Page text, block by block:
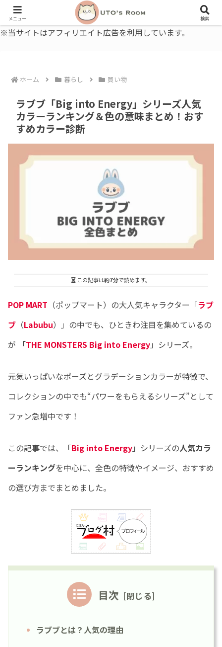
うとの部屋｜毎日に、ちょっと役立つ色と暮らし、健康のこと。
※当サイトはアフィリエイト広告を利用しています。
ホーム 暮らし 買い物
ラブブ「Big into Energy」シリーズ人気
カラーランキング＆色の意味まとめ！おす
すめカラー診断
この記事は約7分で読めます。
POP MART （ポップマート）の大人気キャラクター「ラブ
ブ （Labubu）」の中でも、ひときわ注目を集めているの
が
「THE MONSTERS Big into Energy」シリーズ。
元気いっぱいなポーズとグラデーションカラーが特徴で、
コレクションの中でも“パワーをもらえるシリーズ”として
ファン急増中です！
この記事では、「Big into Energy」シリーズの人気カラ
ーランキングを中心に、全色の特徴やイメージ、おすすめ
の選び方までまとめました。
目次
ラブブとは？人気の理由
メニュー 検索